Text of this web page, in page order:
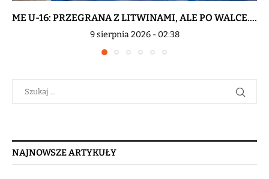
ME U-16: PRZEGRANA Z LITWINAMI, ALE PO WALCE....
9 sierpnia 2026 - 02:38
NAJNOWSZE ARTYKUŁY